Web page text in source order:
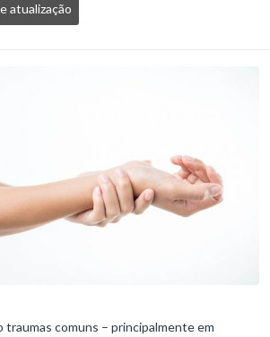
atualização
traumas comuns – principalmente em